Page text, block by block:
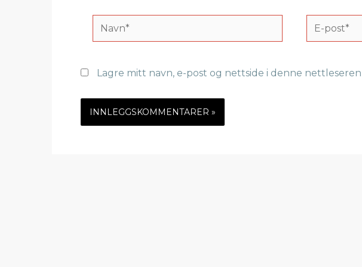
Navn*
E-
post*
Lagre mitt navn, e-post og nettside i denne